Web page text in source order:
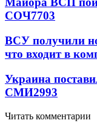
СОЧ7703
ВСУ получили
что входит в
Украина
СМИ2993
Читать комментарии